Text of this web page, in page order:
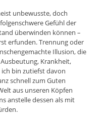
unbewusste, doch
Gefühl der
überwinden können –
erfunden. Trennung oder
Illusion, die
Krankheit,
bin zutiefst davon
schnell zum Guten
aus unseren Köpfen
anstelle dessen als mit